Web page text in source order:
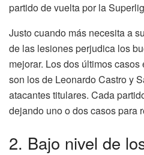
partido de vuelta por la
Justo cuando más necesita a
de las lesiones perjudica los
mejorar. Los dos últimos
son los de Leonardo Castro y
atacantes titulares. Cada
dejando uno o dos casos para
2. Bajo nivel de